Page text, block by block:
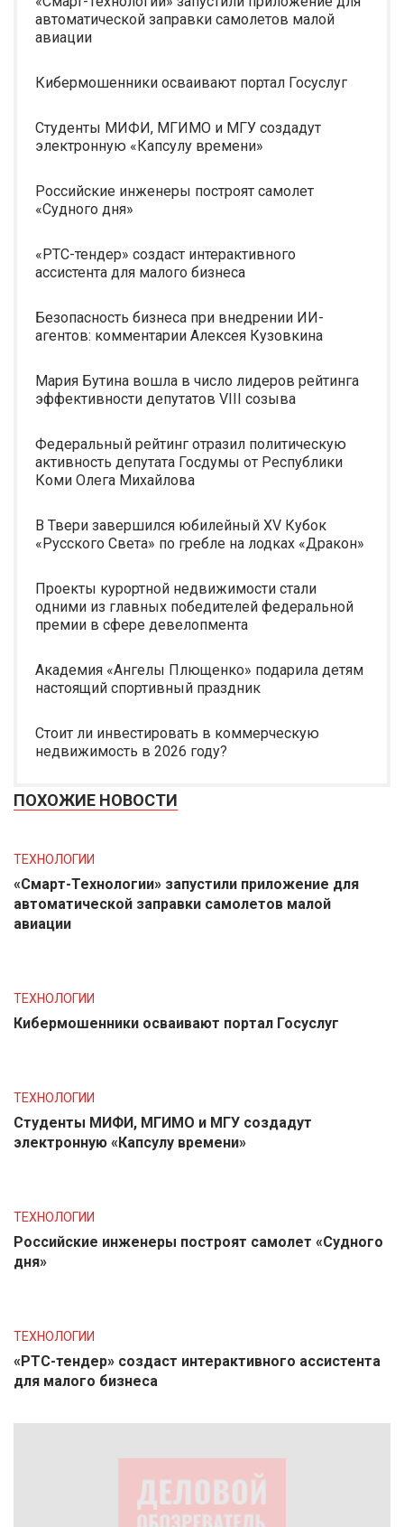
автоматической заправки самолетов малой
авиации
Кибермошенники осваивают портал Госуслуг
Студенты МИФИ, МГИМО и МГУ создадут
электронную «Капсулу времени»
Российские инженеры построят самолет
«Судного дня»
«РТС-тендер» создаст интерактивного
ассистента для малого бизнеса
Безопасность бизнеса при внедрении ИИ-
агентов: комментарии Алексея Кузовкина
Мария Бутина вошла в число лидеров рейтинга
эффективности депутатов VIII созыва
Федеральный рейтинг отразил политическую
активность депутата Госдумы от Республики
Коми Олега Михайлова
В Твери завершился юбилейный XV Кубок
«Русского Света» по гребле на лодках «Дракон»
Проекты курортной недвижимости стали
одними из главных победителей федеральной
премии в сфере девелопмента
Академия «Ангелы Плющенко» подарила детям
настоящий спортивный праздник
Стоит ли инвестировать в коммерческую
недвижимость в 2026 году?
ПОХОЖИЕ НОВОСТИ
ТЕХНОЛОГИИ
«Смарт-Технологии» запустили приложение для
автоматической заправки самолетов малой
авиации
ТЕХНОЛОГИИ
Кибермошенники осваивают портал Госуслуг
ТЕХНОЛОГИИ
Студенты МИФИ, МГИМО и МГУ создадут
электронную «Капсулу времени»
ТЕХНОЛОГИИ
Российские инженеры построят самолет «Судного
дня»
ТЕХНОЛОГИИ
«РТС-тендер» создаст интерактивного ассистента
для малого бизнеса